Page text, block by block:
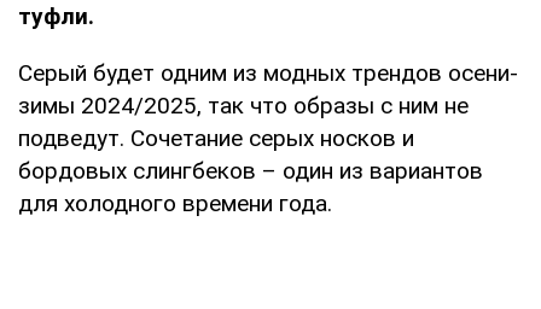
туфли.
Серый будет одним из модных трендов осени-
зимы 2024/2025, так что образы с ним не
подведут. Сочетание серых носков и
бордовых слингбеков – один из вариантов
для холодного времени года.